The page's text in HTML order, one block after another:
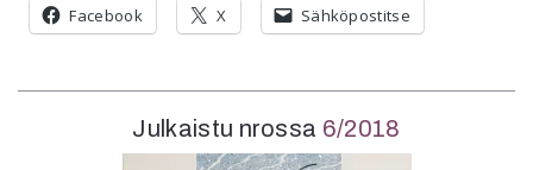
Julkaistu nrossa 6/2018
Facebook X Sähköpostitse